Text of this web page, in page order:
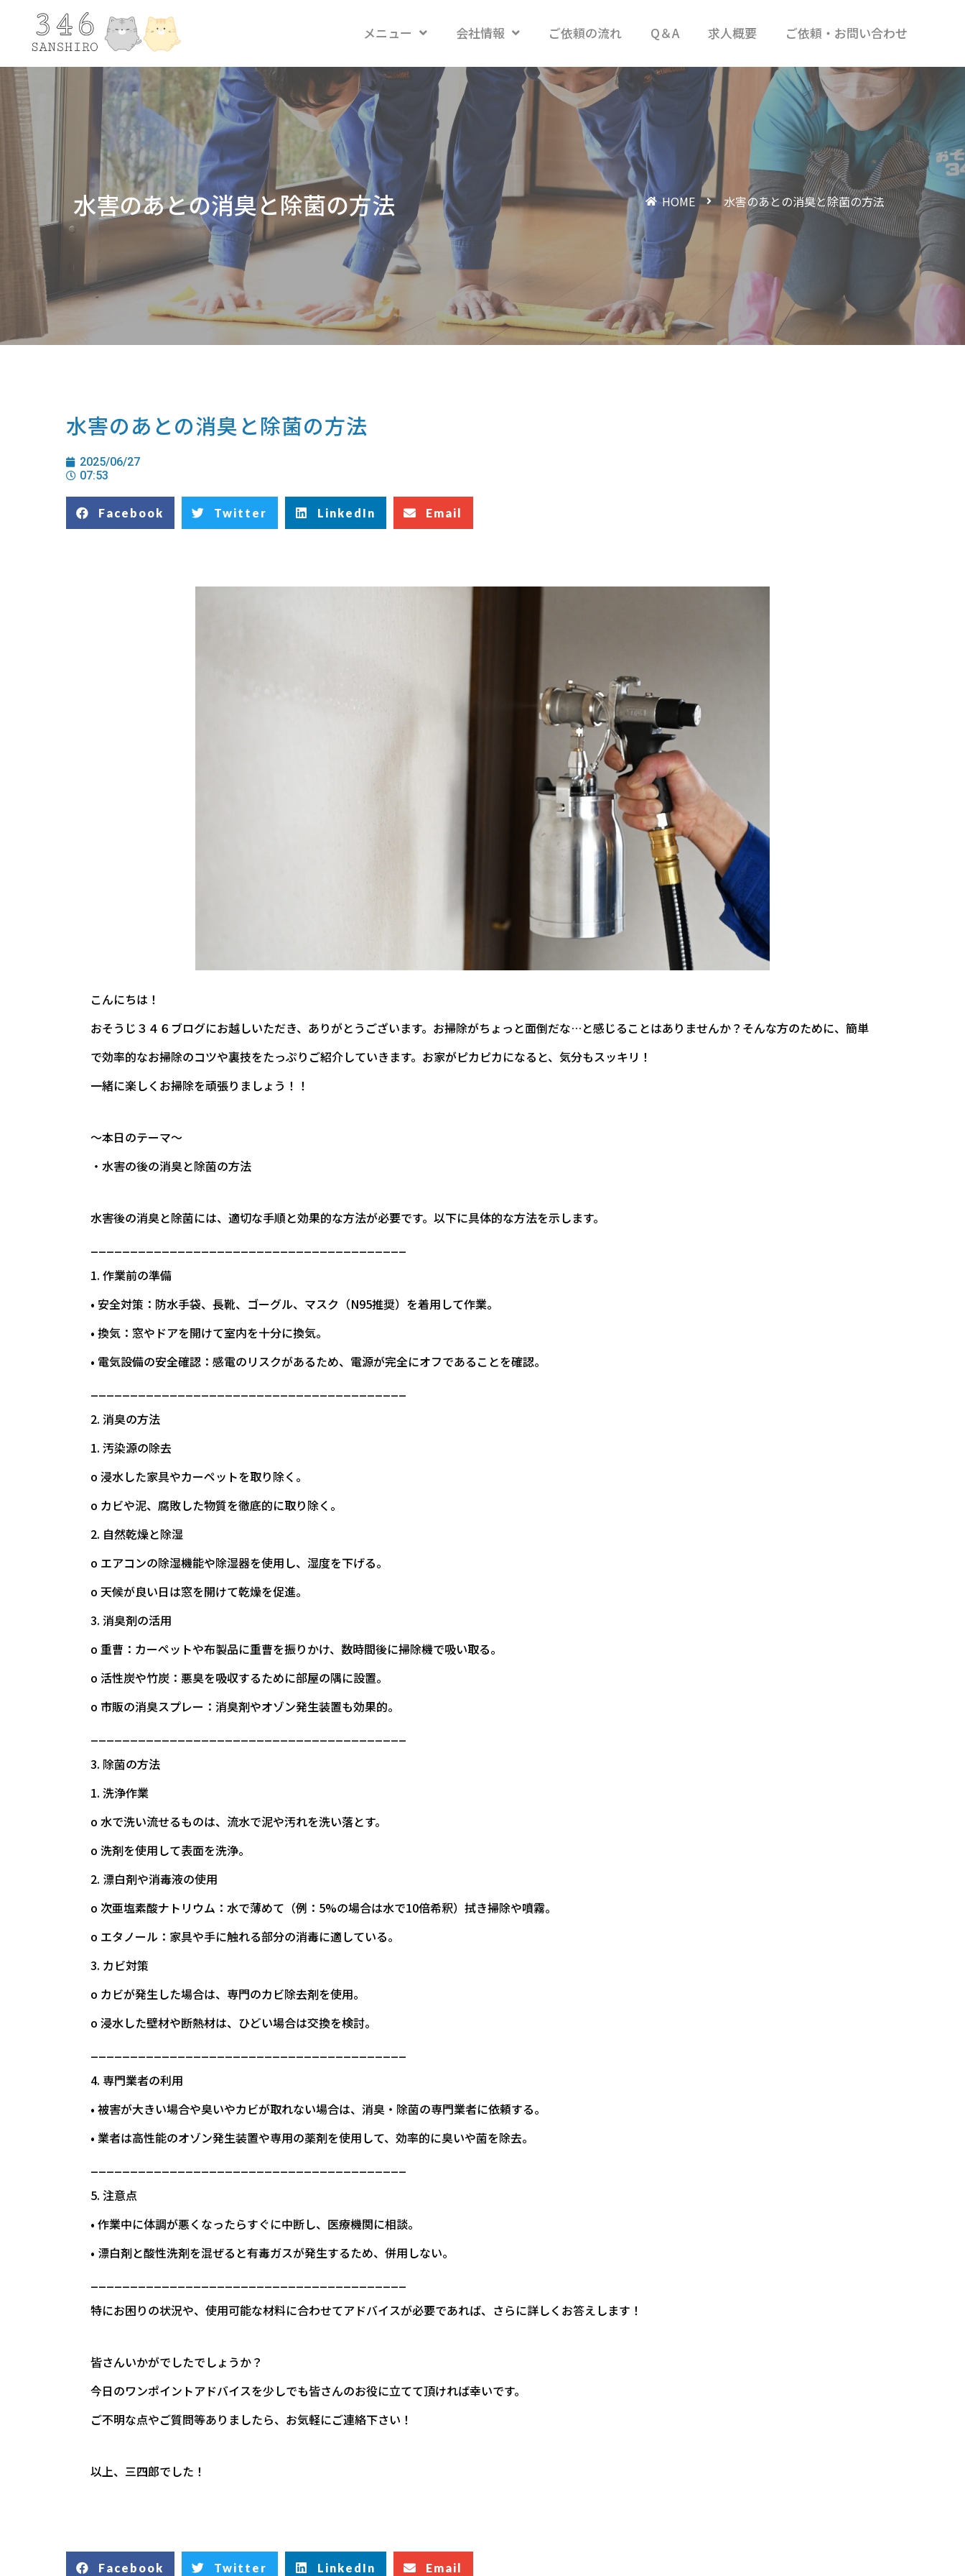
メニュー 会社情報 ご依頼の流れ Q＆A 求人概要 ご依頼・お問い合わせ
水害のあとの消臭と除菌の方法 HOME 水害のあとの消臭と除菌の方法
水害のあとの消臭と除菌の方法
2025/06/27
07:53
Facebook Twitter LinkedIn Email
こんにちは！
おそうじ３４６ブログにお越しいただき、ありがとうございます。お掃除がちょっと面倒だな…と感じることはありませんか？そんな方のために、簡単
で効率的なお掃除のコツや裏技をたっぷりご紹介していきます。お家がピカピカになると、気分もスッキリ！
一緒に楽しくお掃除を頑張りましょう！！
～本日のテーマ～
・水害の後の消臭と除菌の方法
水害後の消臭と除菌には、適切な手順と効果的な方法が必要です。以下に具体的な方法を示します。
1. 作業前の準備
• 安全対策：防水手袋、長靴、ゴーグル、マスク（N95推奨）を着用して作業。
• 換気：窓やドアを開けて室内を十分に換気。
• 電気設備の安全確認：感電のリスクがあるため、電源が完全にオフであることを確認。
2. 消臭の方法
1. 汚染源の除去
o 浸水した家具やカーペットを取り除く。
o カビや泥、腐敗した物質を徹底的に取り除く。
2. 自然乾燥と除湿
o エアコンの除湿機能や除湿器を使用し、湿度を下げる。
o 天候が良い日は窓を開けて乾燥を促進。
3. 消臭剤の活用
o 重曹：カーペットや布製品に重曹を振りかけ、数時間後に掃除機で吸い取る。
o 活性炭や竹炭：悪臭を吸収するために部屋の隅に設置。
o 市販の消臭スプレー：消臭剤やオゾン発生装置も効果的。
3. 除菌の方法
1. 洗浄作業
o 水で洗い流せるものは、流水で泥や汚れを洗い落とす。
o 洗剤を使用して表面を洗浄。
2. 漂白剤や消毒液の使用
o 次亜塩素酸ナトリウム：水で薄めて（例：5%の場合は水で10倍希釈）拭き掃除や噴霧。
o エタノール：家具や手に触れる部分の消毒に適している。
3. カビ対策
o カビが発生した場合は、専門のカビ除去剤を使用。
o 浸水した壁材や断熱材は、ひどい場合は交換を検討。
4. 専門業者の利用
• 被害が大きい場合や臭いやカビが取れない場合は、消臭・除菌の専門業者に依頼する。
• 業者は高性能のオゾン発生装置や専用の薬剤を使用して、効率的に臭いや菌を除去。
5. 注意点
• 作業中に体調が悪くなったらすぐに中断し、医療機関に相談。
• 漂白剤と酸性洗剤を混ぜると有毒ガスが発生するため、併用しない。
特にお困りの状況や、使用可能な材料に合わせてアドバイスが必要であれば、さらに詳しくお答えします！
皆さんいかがでしたでしょうか？
今日のワンポイントアドバイスを少しでも皆さんのお役に立てて頂ければ幸いです。
ご不明な点やご質問等ありましたら、お気軽にご連絡下さい！
以上、三四郎でした！
Facebook Twitter LinkedIn Email